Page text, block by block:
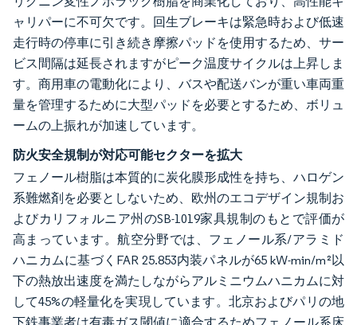
ャリパーに不可欠です。回生ブレーキは緊急時および低速
走行時の停車に引き続き摩擦パッドを使用するため、サー
ビス間隔は延長されますがピーク温度サイクルは上昇しま
す。商用車の電動化により、バスや配送バンが重い車両重
量を管理するために大型パッドを必要とするため、ボリュ
ームの上振れが加速しています。
防火安全規制が対応可能セクターを拡大
フェノール樹脂は本質的に炭化膜形成性を持ち、ハロゲン
系難燃剤を必要としないため、欧州のエコデザイン規制お
よびカリフォルニア州のSB-1019家具規制のもとで評価が
高まっています。航空分野では、フェノール系/アラミド
ハニカムに基づくFAR 25.853内装パネルが65 kW-min/m²以
下の熱放出速度を満たしながらアルミニウムハニカムに対
して45%の軽量化を実現しています。北京およびパリの地